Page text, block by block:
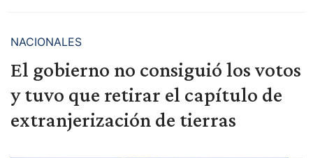
NACIONALES
El gobierno no consiguió los votos
y tuvo que retirar el capítulo de
extranjerización de tierras